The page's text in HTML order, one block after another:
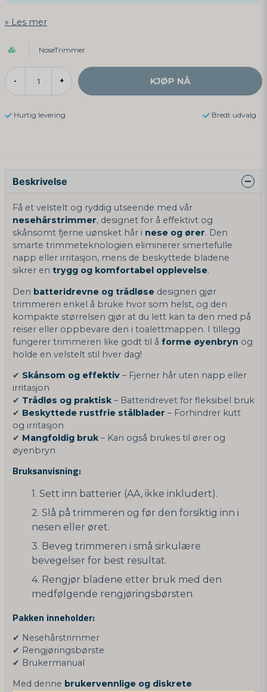
Les mer
NoseTrimmer
- + KJØP NÅ
Hurtig levering Bredt udvalg
Beskrivelse
Få et velstelt og ryddig utseende med vår
nesehårstrimmer, designet for å effektivt og
skånsomt fjerne uønsket hår i nese og ører. Den
smarte trimmeteknologien eliminerer smertefulle
napp eller irritasjon, mens de beskyttede bladene
sikrer en trygg og komfortabel opplevelse.
Den batteridrevne og trådløse designen gjør
trimmeren enkel å bruke hvor som helst, og den
kompakte størrelsen gjør at du lett kan ta den med på
reiser eller oppbevare den i toalettmappen. I tillegg
fungerer trimmeren like godt til å forme øyenbryn og
holde en velstelt stil hver dag!
✔ Skånsom og effektiv – Fjerner hår uten napp eller
irritasjon
✔ Trådløs og praktisk– Batteridrevet for fleksibel bruk
✔ Beskyttede rustfrie stålblader – Forhindrer kutt
og irritasjon
✔ Mangfoldig bruk– Kan også brukes til ører og
øyenbryn
Bruksanvisning:
Sett inn batterier (AA, ikke inkludert).
Slå på trimmeren og før den forsiktig inn i
nesen eller øret.
Beveg trimmeren i små sirkulære
bevegelser for best resultat.
Rengjør bladene etter bruk med den
medfølgende rengjøringsbørsten.
Pakken inneholder:
✔ Nesehårstrimmer
✔ Rengjøringsbørste
✔ Brukermanual
Med denne brukervennlige og diskrete